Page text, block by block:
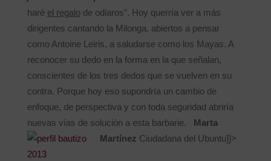
haré el regalode odiaros”. Hoy querría ver a más
dirigentes cantando la Milonga, abiertos a pensar
como Antoine Leiris, a saludarse como los Mayas. A
reconocer su dedo en la forma en la que señalan,
conscientes de los tres dedos que se vuelven en su
contra. Porque hoy eso supondría un cambio de
enfoque, de perspectiva y con toda seguridad abriría
nuevas vías de solución a esta barbarie.
Marta
Martínez Ciudadana del Ubuntu]]>